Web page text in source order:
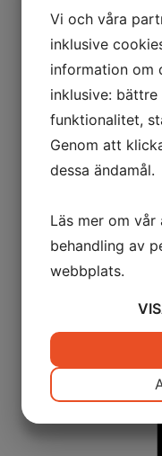
Vi och våra
inklusive
information om
inklusive: bättre
funktionalitet,
Genom att
dessa ändamål.
Läs mer om
behandling av
webbplats.